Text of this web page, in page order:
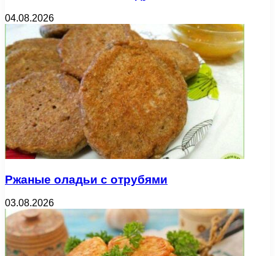
04.08.2026
Ржаные оладьи с отрубями
03.08.2026